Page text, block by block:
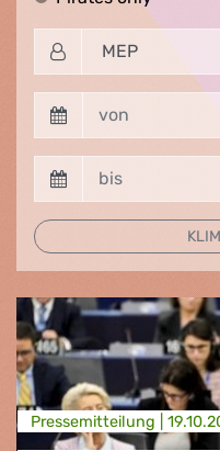
Presse­mitteilung |